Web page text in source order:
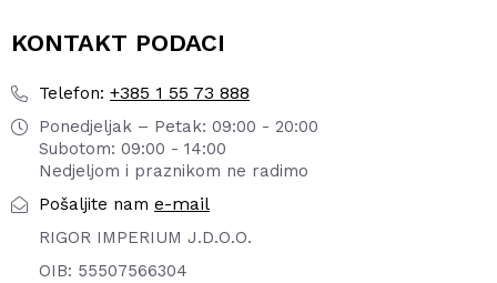
KONTAKT PODACI
Telefon: +385 1 55 73 888
Ponedjeljak – Petak: 09:00 - 20:00
Subotom: 09:00 - 14:00
Nedjeljom i praznikom ne radimo
Pošaljite nam e-mail
RIGOR IMPERIUM J.D.O.O.
OIB: 55507566304